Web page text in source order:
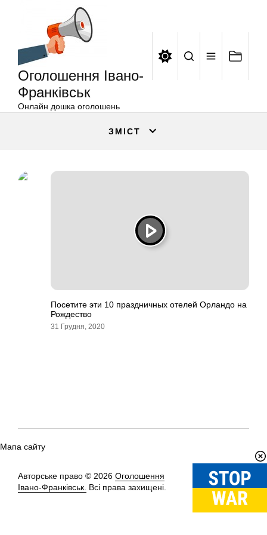
Оголошення Івано-
Франківськ
Онлайн дошка оголошень
ЗМІСТ
Посетите эти 10 праздничных отелей Орландо на
Рождество
31 Грудня, 2020
Мапа сайту
Авторське право © 2026 Оголошення
Івано-Франківськ. Всі права захищені.
Вгору↑